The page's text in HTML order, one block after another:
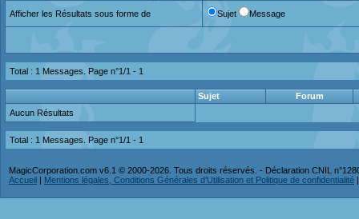
Afficher les Résultats sous forme de Sujet Message
Total : 1 Messages. Page n°1/1 - 1
Sujet
Forum
Aucun Résultats
Total : 1 Messages. Page n°1/1 - 1
MagicCorporation.com v6.1 © 2000-2026. Tous droits réservés. - Déclaration CNIL
Accueil | Mentions légales, Conditions Générales d'Utilisation et Politique de confidentialité